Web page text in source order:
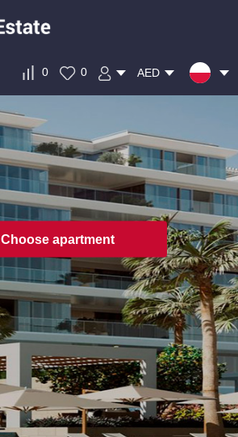
0 0 AED
Choose apartment